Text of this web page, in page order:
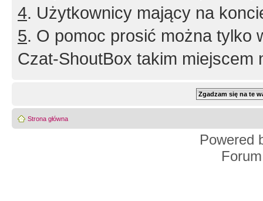
4. Użytkownicy mający na
5. O pomoc prosić można tylko
Czat-ShoutBox takim miejscem
Strona główna
Powered